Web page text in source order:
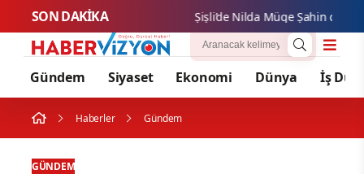
SON DAKİKA Şişli’de Nilda Müge Şahin cinayeti:
Gündem Siyaset Ekonomi Dünya İş
Haberler Gündem
GÜNDEM